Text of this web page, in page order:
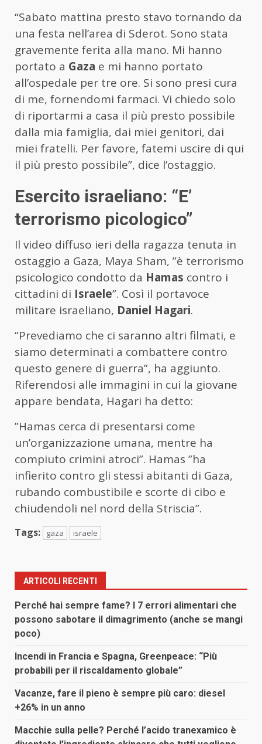
“Sabato mattina presto stavo tornando da
una festa nell’area di Sderot. Sono stata
gravemente ferita alla mano. Mi hanno
portato a Gaza e mi hanno portato
all’ospedale per tre ore. Si sono presi cura
di me, fornendomi farmaci. Vi chiedo solo
di riportarmi a casa il più presto possibile
dalla mia famiglia, dai miei genitori, dai
miei fratelli. Per favore, fatemi uscire di qui
il più presto possibile”, dice l’ostaggio.
Esercito israeliano: “E’
terrorismo picologico”
Il video diffuso ieri della ragazza tenuta in
ostaggio a Gaza, Maya Sham, ”è terrorismo
psicologico condotto da Hamas contro i
cittadini di Israele”. Così il portavoce
militare israeliano, Daniel Hagari.
“Prevediamo che ci saranno altri filmati, e
siamo determinati a combattere contro
questo genere di guerra”, ha aggiunto.
Riferendosi alle immagini in cui la giovane
appare bendata, Hagari ha detto:
”Hamas cerca di presentarsi come
un’organizzazione umana, mentre ha
compiuto crimini atroci”. Hamas ”ha
infierito contro gli stessi abitanti di Gaza,
rubando combustibile e scorte di cibo e
chiudendoli nel nord della Striscia”.
Tags: gaza israele
ARTICOLI RECENTI
Perché hai sempre fame? I 7 errori alimentari che
possono sabotare il dimagrimento (anche se mangi
poco)
Incendi in Francia e Spagna, Greenpeace: “Più
probabili per il riscaldamento globale”
Vacanze, fare il pieno è sempre più caro: diesel
+26% in un anno
Macchie sulla pelle? Perché l’acido tranexamico è